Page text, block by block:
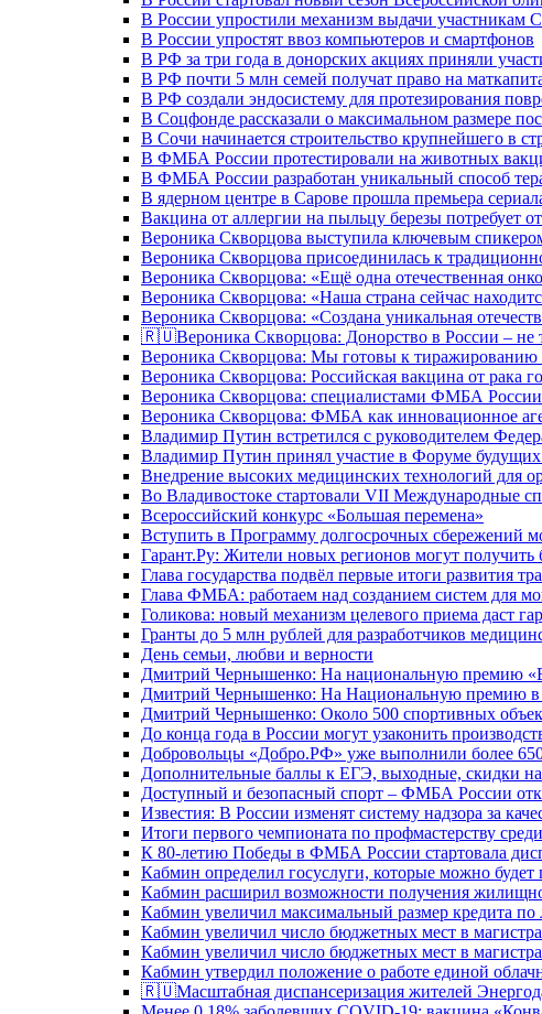
В России упростили механизм выдачи участникам
В России упростят ввоз компьютеров и смартфонов
В РФ за три года в донорских акциях приняли
В РФ почти 5 млн семей получат право на
В РФ создали эндосистему для протезирования
В Соцфонде рассказали о максимальном размере
В Сочи начинается строительство крупнейшего в
В ФМБА России протестировали на животных
В ФМБА России разработан уникальный способ
В ядерном центре в Сарове прошла премьера
Вакцина от аллергии на пыльцу березы потребует
Вероника Скворцова выступила ключевым
Вероника Скворцова присоединилась к
Вероника Скворцова: «Ещё одна отечественная
Вероника Скворцова: «Наша страна сейчас
Вероника Скворцова: «Создана уникальная
🇷🇺Вероника Скворцова: Донорство в России – не
Вероника Скворцова: Мы готовы к тиражированию
Вероника Скворцова: Российская вакцина от рака
Вероника Скворцова: специалистами ФМБА России
Вероника Скворцова: ФМБА как инновационное
Владимир Путин встретился с руководителем
Владимир Путин принял участие в Форуме будущих
Внедрение высоких медицинских технологий для
Во Владивостоке стартовали VII Международные
Всероссийский конкурс «Большая перемена»
Вступить в Программу долгосрочных сбережений
Гарант.Ру: Жители новых регионов могут
Глава государства подвёл первые итоги развития
Глава ФМБА: работаем над созданием систем для
Голикова: новый механизм целевого приема даст
Гранты до 5 млн рублей для разработчиков
День семьи, любви и верности
Дмитрий Чернышенко: На национальную премию
Дмитрий Чернышенко: На Национальную премию в
Дмитрий Чернышенко: Около 500 спортивных
До конца года в России могут узаконить
Добровольцы «Добро.РФ» уже выполнили более
Дополнительные баллы к ЕГЭ, выходные, скидки
Доступный и безопасный спорт – ФМБА России
Известия: В России изменят систему надзора за
Итоги первого чемпионата по профмастерству
К 80-летию Победы в ФМБА России стартовала
Кабмин определил госуслуги, которые можно
Кабмин расширил возможности получения
Кабмин увеличил максимальный размер кредита
Кабмин увеличил число бюджетных мест в
Кабмин увеличил число бюджетных мест в
Кабмин утвердил положение о работе единой
🇷🇺Масштабная диспансеризация жителей